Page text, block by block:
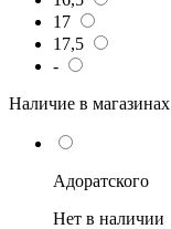
17
17,5
-
Наличие в магазинах
Адоратского
Нет в наличии